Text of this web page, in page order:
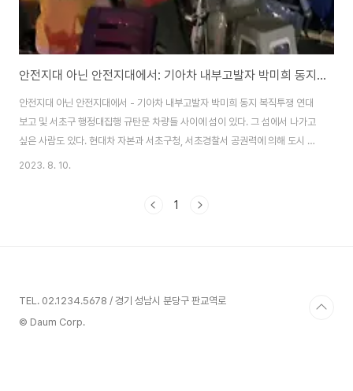
안전지대 아닌 안전지대에서: 기아차 내부고발자 박미희 동지 복직투쟁 연대 보고 및 서초구 행정대집행 규탄문
안전지대 아닌 안전지대에서 - 기아차 내부고발자 박미희 동지 복직투쟁 연대
보고 및 서초구 행정대집행 규탄문 차량들 사이에 섬이 있다. 그 섬에서 나가고
싶은 사람도 있다. 현대차 자본과 서초구청, 서초경찰서 공권력에 의해 도시 한
가운데의 섬에 갇혀 투쟁하고 있는 박미희 동지의 이야기이다. '우리들의 상호
지난 6월부터 양재동 현대기아차 사옥 앞에서 열리는 집회에 함께하였다. 불공
2023. 8. 10.
1
TEL. 02.1234.5678 / 경기 성남시 분당구 판교역로
© Daum Corp.